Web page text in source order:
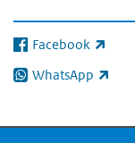
Facebook
(externe link)
WhatsApp
(externe link)